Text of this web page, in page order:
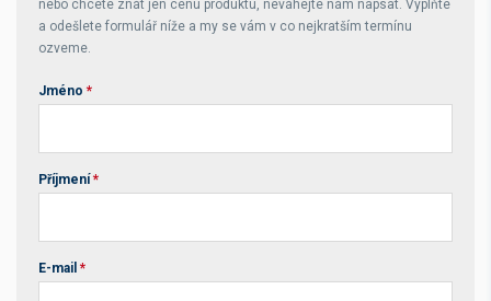
nebo chcete znát jen cenu produktu, neváhejte nám napsat. Vyplňte
a odešlete formulář níže a my se vám v co nejkratším termínu
ozveme.
Jméno *
Příjmení *
E-mail *